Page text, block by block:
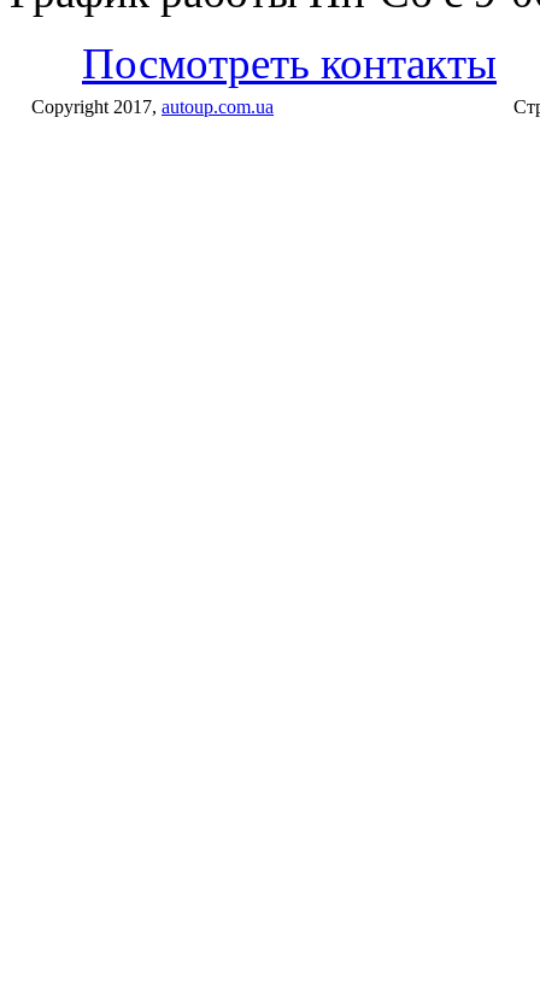
Посмотреть контакты
Copyright 2017, autoup.com.ua